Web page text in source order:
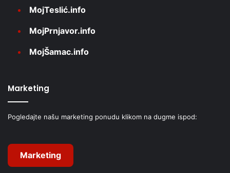
MojTeslić.info
MojPrnjavor.info
MojŠamac.info
Marketing
Pogledajte našu marketing ponudu klikom na dugme ispod:
Marketing